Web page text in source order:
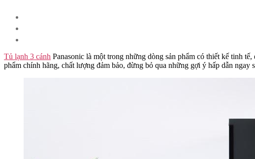
Tủ lạnh 3 cánh Panasonic là một trong những dòng sản phẩm có thiết kế tinh
phẩm chính hãng, chất lượng đảm bảo, đừng bỏ qua những gợi ý hấp dẫn ngay